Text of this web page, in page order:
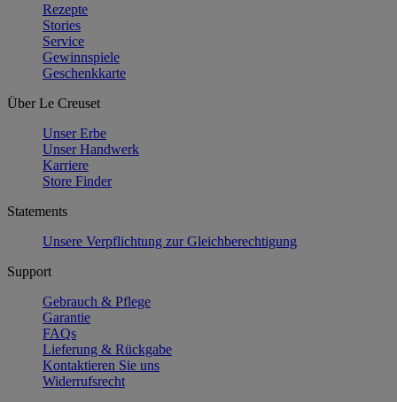
Rezepte
Stories
Service
Gewinnspiele
Geschenkkarte
Über Le Creuset
Unser Erbe
Unser Handwerk
Karriere
Store Finder
Statements
Unsere Verpflichtung zur Gleichberechtigung
Support
Gebrauch & Pflege
Garantie
FAQs
Lieferung & Rückgabe
Kontaktieren Sie uns
Widerrufsrecht